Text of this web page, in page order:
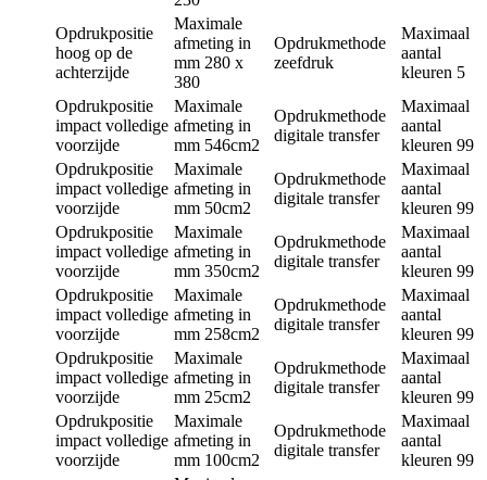
Opdrukpositie
hoog op de
achterzijde
Maximale
afmeting in
mm 280 x
380
Opdrukmethode
zeefdruk
Maximaal
aantal
kleuren 5
Opdrukpositie
impact volledige
voorzijde
Maximale
afmeting in
mm 546cm2
Opdrukmethode
digitale transfer
Maximaal
aantal
kleuren 99
Opdrukpositie
impact volledige
voorzijde
Maximale
afmeting in
mm 50cm2
Opdrukmethode
digitale transfer
Maximaal
aantal
kleuren 99
Opdrukpositie
impact volledige
voorzijde
Maximale
afmeting in
mm 350cm2
Opdrukmethode
digitale transfer
Maximaal
aantal
kleuren 99
Opdrukpositie
impact volledige
voorzijde
Maximale
afmeting in
mm 258cm2
Opdrukmethode
digitale transfer
Maximaal
aantal
kleuren 99
Opdrukpositie
impact volledige
voorzijde
Maximale
afmeting in
mm 25cm2
Opdrukmethode
digitale transfer
Maximaal
aantal
kleuren 99
Opdrukpositie
impact volledige
voorzijde
Maximale
afmeting in
mm 100cm2
Opdrukmethode
digitale transfer
Maximaal
aantal
kleuren 99